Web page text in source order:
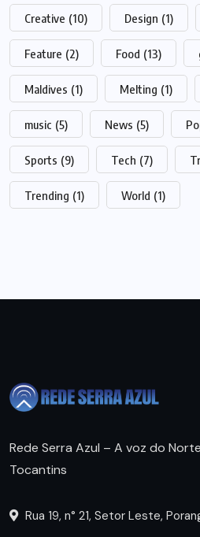
Creative (10) Design (1)
Feature (2) Food (13)
Maldives (1) Melting (1)
music (5) News (5)
Sports (9) Tech (7)
Trending (1) World (1)
Rede Serra Azul – A voz do
Tocantins
Rua 19, n° 21, Setor Leste,